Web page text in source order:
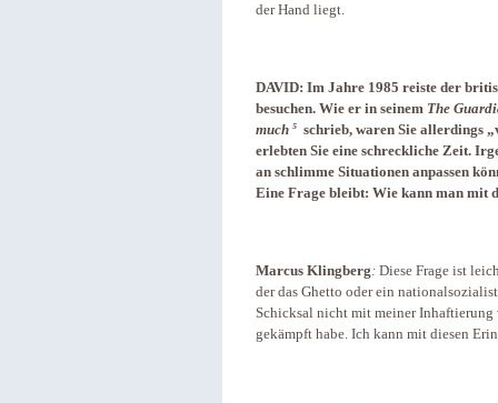
der Hand liegt.
DAVID: Im Jahre 1985 reiste der
besuchen. Wie er in seinem The
much 5
schrieb, waren Sie allerdings
erlebten Sie eine schreckliche Zeit.
an schlimme Situationen anpassen
Eine Frage bleibt: Wie kann man mit
Marcus Klingberg: Diese Frage ist
der das Ghetto oder ein
Schicksal nicht mit meiner
gekämpft habe. Ich kann mit diesen